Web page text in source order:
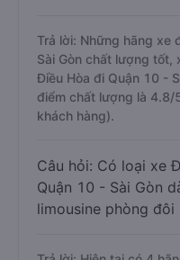
Trả lời: Những hãng xe
Sài Gòn chất lượng tốt,
Điều Hòa đi Quận 10 -
điểm chất lượng là
khách hàng).
Câu hỏi: Có loại xe
Quận 10 - Sài Gòn
limousine phòng đôi